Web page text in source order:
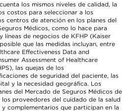
los mismos niveles de calidad, la
costos para seleccionar a los
centros de atención en los planes del
Médicos, como lo hace para
de negocios de KFHP (Kaiser
que las medidas incluyan, entre
Effectiveness Data and
Assessment of Healthcare
las quejas de los
de seguridad del paciente, las
y la necesidad geográfica. Los
del Mercado de Seguros Médicos de
proveedores del cuidado de la salud
complementarios que participan en la